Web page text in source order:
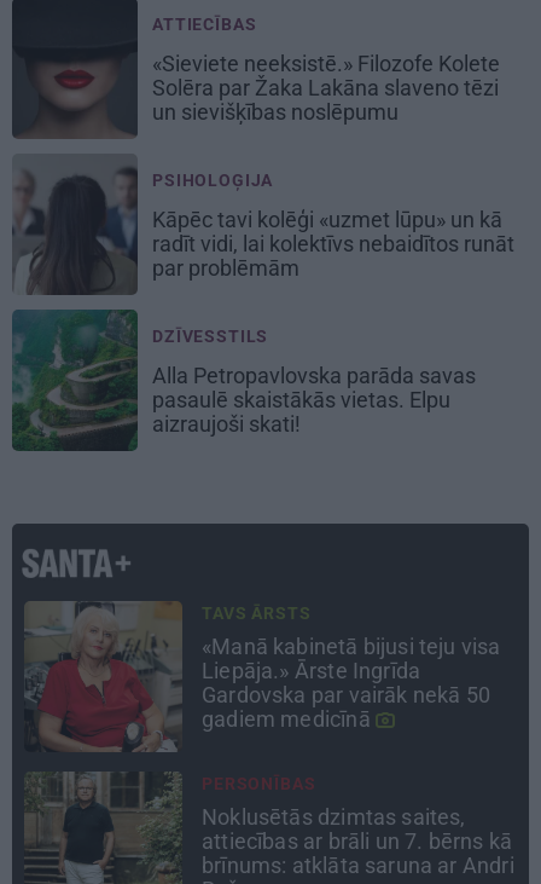
ATTIECĪBAS
«Sieviete neeksistē.» Filozofe Kolete
Solēra par Žaka Lakāna slaveno tēzi
un sievišķības noslēpumu
PSIHOLOĢIJA
Kāpēc tavi kolēģi «uzmet lūpu» un kā
radīt vidi, lai kolektīvs nebaidītos runāt
par problēmām
DZĪVESSTILS
Alla Petropavlovska parāda savas
pasaulē skaistākās vietas. Elpu
aizraujoši skati!
STIPRAIS STĀSTS
«Bērnus ar tik augstu cukura
līmeni mēdz ievest jau komā.»
Madara un Gatis par dzīvi ar dēla
diabētu
CIEMOS
Kas slēpjas Kuldīgas vecpilsētas
pagalmos? Dārzi, kuros atļauts
būt nepieklājīgi ziņkārīgam